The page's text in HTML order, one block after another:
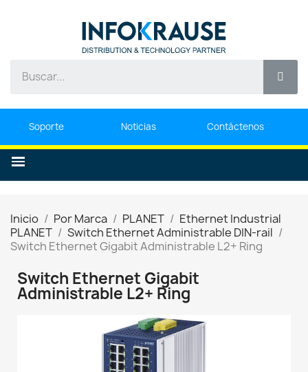
Soporte Noticias Contáctenos
Inicio Por Marca PLANET
Ethernet Industrial
PLANET
Switch Ethernet Administrable DIN-rail
Switch Ethernet Gigabit Administrable L2+ Ring
Switch Ethernet Gigabit
Administrable L2+ Ring